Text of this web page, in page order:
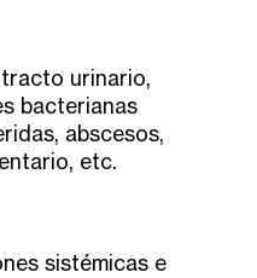
urinario,
bacterianas
abscesos,
etc.
sistémicas e